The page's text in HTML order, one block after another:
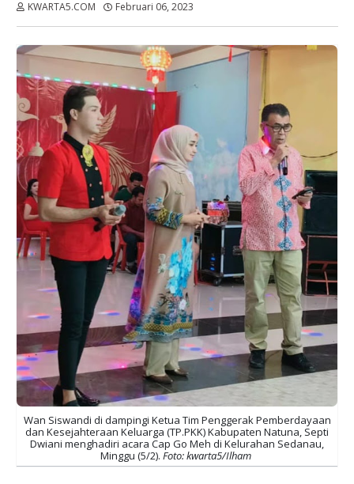
KWARTA5.COM Februari 06, 2023
Wan Siswandi di dampingi Ketua Tim Penggerak Pemberdayaan
dan Kesejahteraan Keluarga (TP.PKK) Kabupaten Natuna, Septi
Dwiani menghadiri acara Cap Go Meh di Kelurahan Sedanau,
Minggu (5/2). Foto: kwarta5/Ilham